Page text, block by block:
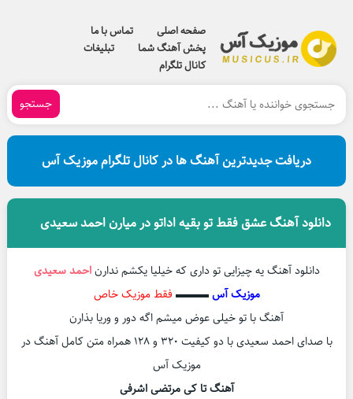
صفحه اصلی
تماس با ما
پخش آهنگ شما
تبلیغات
کانال تلگرام
جستجو
دریافت جدیدترین آهنگ ها در کانال تلگرام موزیک آس
دانلود آهنگ عشق فقط تو بقیه اداتو در میارن احمد سعیدی
دانلود آهنگ یه چیزایی تو داری که خیلیا یکشم ندارناحمد سعیدی
موزیک آس▬▬▬ فقط موزیک خاص
آهنگ با تو خیلی عوض میشم اگه دور و وریا بذارن
با صدای احمد سعیدی با دو کیفیت ۳۲۰ و ۱۲۸ همراه متن کامل آهنگ در
موزیک آس
آهنگ تا کی مرتضی اشرفی